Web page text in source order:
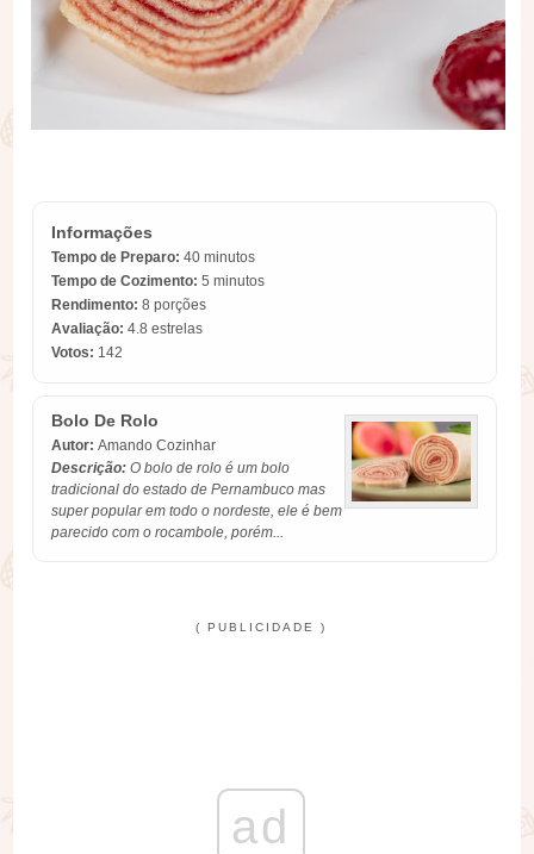
Informações
Tempo de Preparo:40 minutos
Tempo de Cozimento:5 minutos
Rendimento:8 porções
Avaliação: 4.8 estrelas
Votos: 142
Bolo De Rolo
Autor:Amando Cozinhar
Descrição:O bolo de rolo é um bolo
tradicional do estado de Pernambuco mas
super popular em todo o nordeste, ele é bem
parecido com o rocambole, porém...
( PUBLICIDADE )
ad